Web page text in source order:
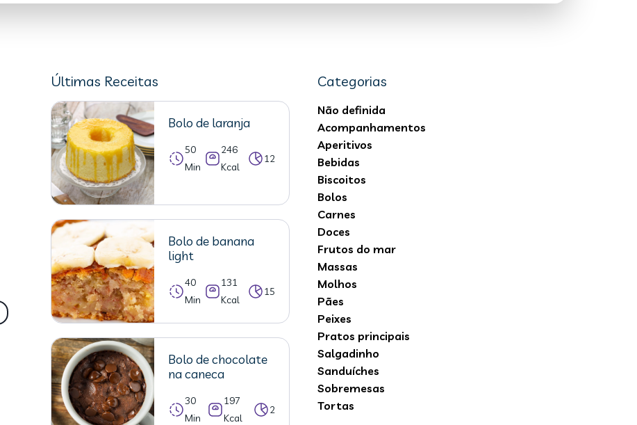
Últimas Receitas
Bolo de laranja
50
Min
246
Kcal
12
Bolo de banana
light
40
Min
131
Kcal
15
Bolo de chocolate
na caneca
30
Min
197
Kcal
2
Categorias
Não definida
Acompanhamentos
Aperitivos
Bebidas
Biscoitos
Bolos
Carnes
Doces
Frutos do mar
Massas
Molhos
Pães
Peixes
Pratos principais
Salgadinho
Sanduíches
Sobremesas
Tortas